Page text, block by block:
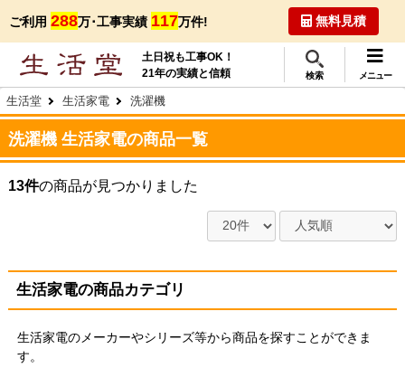
ご利用 288万･工事実績 117万件! 無料見積
土日祝も工事OK！
21年の実績と信頼
検索 メニュー
生活堂 生活家電 洗濯機
洗濯機 生活家電の商品一覧
13件の商品が見つかりました
生活家電の商品カテゴリ
生活家電のメーカーやシリーズ等から商品を探すことができま
す。